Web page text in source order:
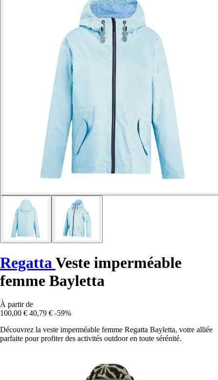
Regatta Veste imperméable
femme Bayletta
À partir de
100,00 € 40,79 € -59%
Découvrez la veste imperméable femme Regatta Bayletta, votre alliée
parfaite pour profiter des activités outdoor en toute sérénité.